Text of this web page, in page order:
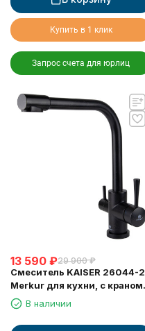
Купить в 1 клик
Запрос счета для юрлиц
13 590 ₽29 900 ₽
Смеситель KAISER 26044-2
Merkur для кухни, с краном
для питьевой воды, черный
мрамор
В наличии